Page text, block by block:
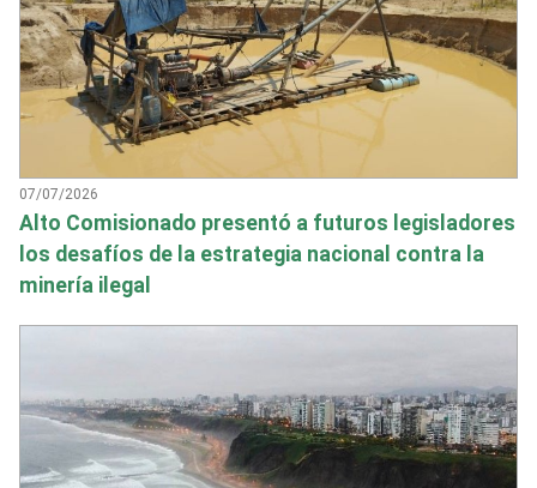
07/07/2026
Alto Comisionado presentó a futuros legisladores
los desafíos de la estrategia nacional contra la
minería ilegal